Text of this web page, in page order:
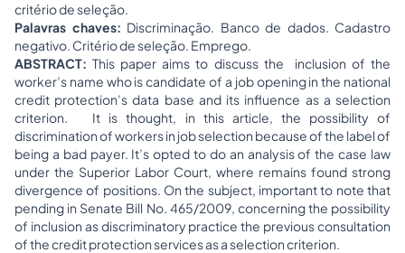
critério de seleção.
Palavras chaves: Discriminação. Banco de dados. Cadastro
negativo. Critério de seleção. Emprego.
ABSTRACT: This paper aims to discuss the inclusion of the
worker’s name who is candidate of a job opening in the national
credit protection’s data base and its influence as a selection
criterion. It is thought, in this article, the possibility of
discrimination of workers in job selection because of the label of
being a bad payer. It’s opted to do an analysis of the case law
under the Superior Labor Court, where remains found strong
divergence of positions. On the subject, important to note that
pending in Senate Bill No. 465/2009, concerning the possibility
of inclusion as discriminatory practice the previous consultation
of the credit protection services as a selection criterion.